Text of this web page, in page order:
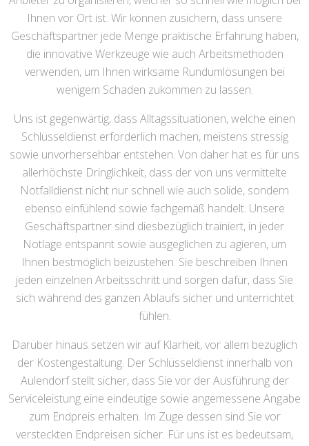
Ihnen vor Ort ist. Wir können zusichern, dass unsere
Geschäftspartner jede Menge praktische Erfahrung haben,
die innovative Werkzeuge wie auch Arbeitsmethoden
verwenden, um Ihnen wirksame Rundumlösungen bei
wenigem Schaden zukommen zu lassen.
Uns ist gegenwärtig, dass Alltagssituationen, welche einen
Schlüsseldienst erforderlich machen, meistens stressig
sowie unvorhersehbar entstehen. Von daher hat es für uns
allerhöchste Dringlichkeit, dass der von uns vermittelte
Notfalldienst nicht nur schnell wie auch solide, sondern
ebenso einfühlend sowie fachgemäß handelt. Unsere
Geschäftspartner sind diesbezüglich trainiert, in jeder
Notlage entspannt sowie ausgeglichen zu agieren, um
Ihnen bestmöglich beizustehen. Sie beschreiben Ihnen
jeden einzelnen Arbeitsschritt und sorgen dafür, dass Sie
sich während des ganzen Ablaufs sicher und unterrichtet
fühlen.
Darüber hinaus setzen wir auf Klarheit, vor allem bezüglich
der Kostengestaltung. Der Schlüsseldienst innerhalb von
Aulendorf stellt sicher, dass Sie vor der Ausführung der
Serviceleistung eine eindeutige sowie angemessene Angabe
zum Endpreis erhalten. Im Zuge dessen sind Sie vor
versteckten Endpreisen sicher. Für uns ist es bedeutsam,